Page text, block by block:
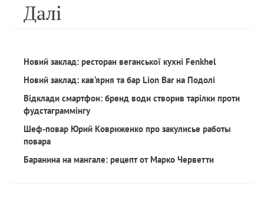
Далi
Новий заклад: ресторан веганської кухні Fenkhel
Новий заклад: кав‘ярня та бар Lion Bar на Подолі
Відклади смартфон: бренд води створив тарілки проти
фудстаграммінгу
Шеф-повар Юрий Ковриженко про закулисье работы
повара
Баранина на мангале: рецепт от Марко Черветти